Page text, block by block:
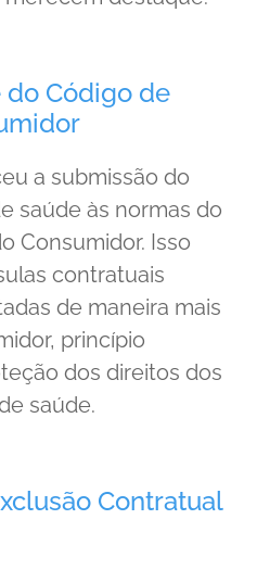
do Código de
a submissão do
saúde às normas do
Consumidor. Isso
contratuais
de maneira mais
princípio
dos direitos dos
saúde.
Contratual